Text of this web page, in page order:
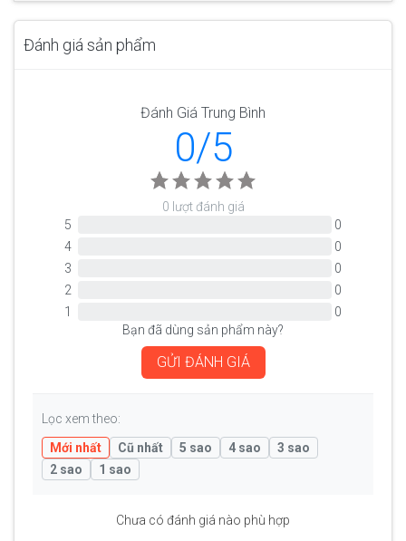
Đánh giá sản phẩm
Đánh Giá Trung Bình
0/5
0 lượt đánh giá
5
0
4
0
3
0
2
0
1
0
Bạn đã dùng sản phẩm này?
GỬI ĐÁNH GIÁ
Lọc xem theo:
Mới nhất
Cũ nhất 5 sao 4 sao
3 sao
2 sao
1 sao
Chưa có đánh giá nào phù hợp